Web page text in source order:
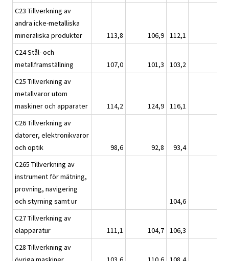
C23 Tillverkning av
andra icke-metalliska
mineraliska produkter
113,8 106,9
112,1
C24 Stål- och
metallframställning
107,0 101,3
103,2
C25 Tillverkning av
metallvaror utom
maskiner och apparater
114,2 124,9
116,1
C26 Tillverkning av
datorer, elektronikvaror
och optik
98,6 92,8
93,4
C265 Tillverkning av
instrument för mätning,
provning, navigering
och styrning samt ur
104,6
C27 Tillverkning av
elapparatur
111,1 104,7
106,3
C28 Tillverkning av